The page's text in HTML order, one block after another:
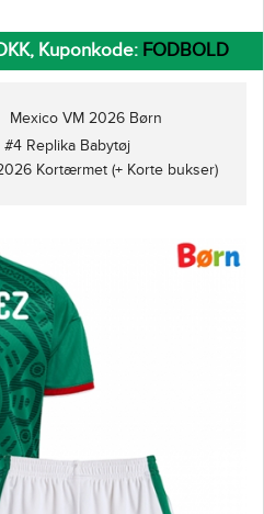
Kuponkode: FODBOLD
Mexico VM 2026 Børn
Replika Babytøj
Kortærmet (+ Korte bukser)